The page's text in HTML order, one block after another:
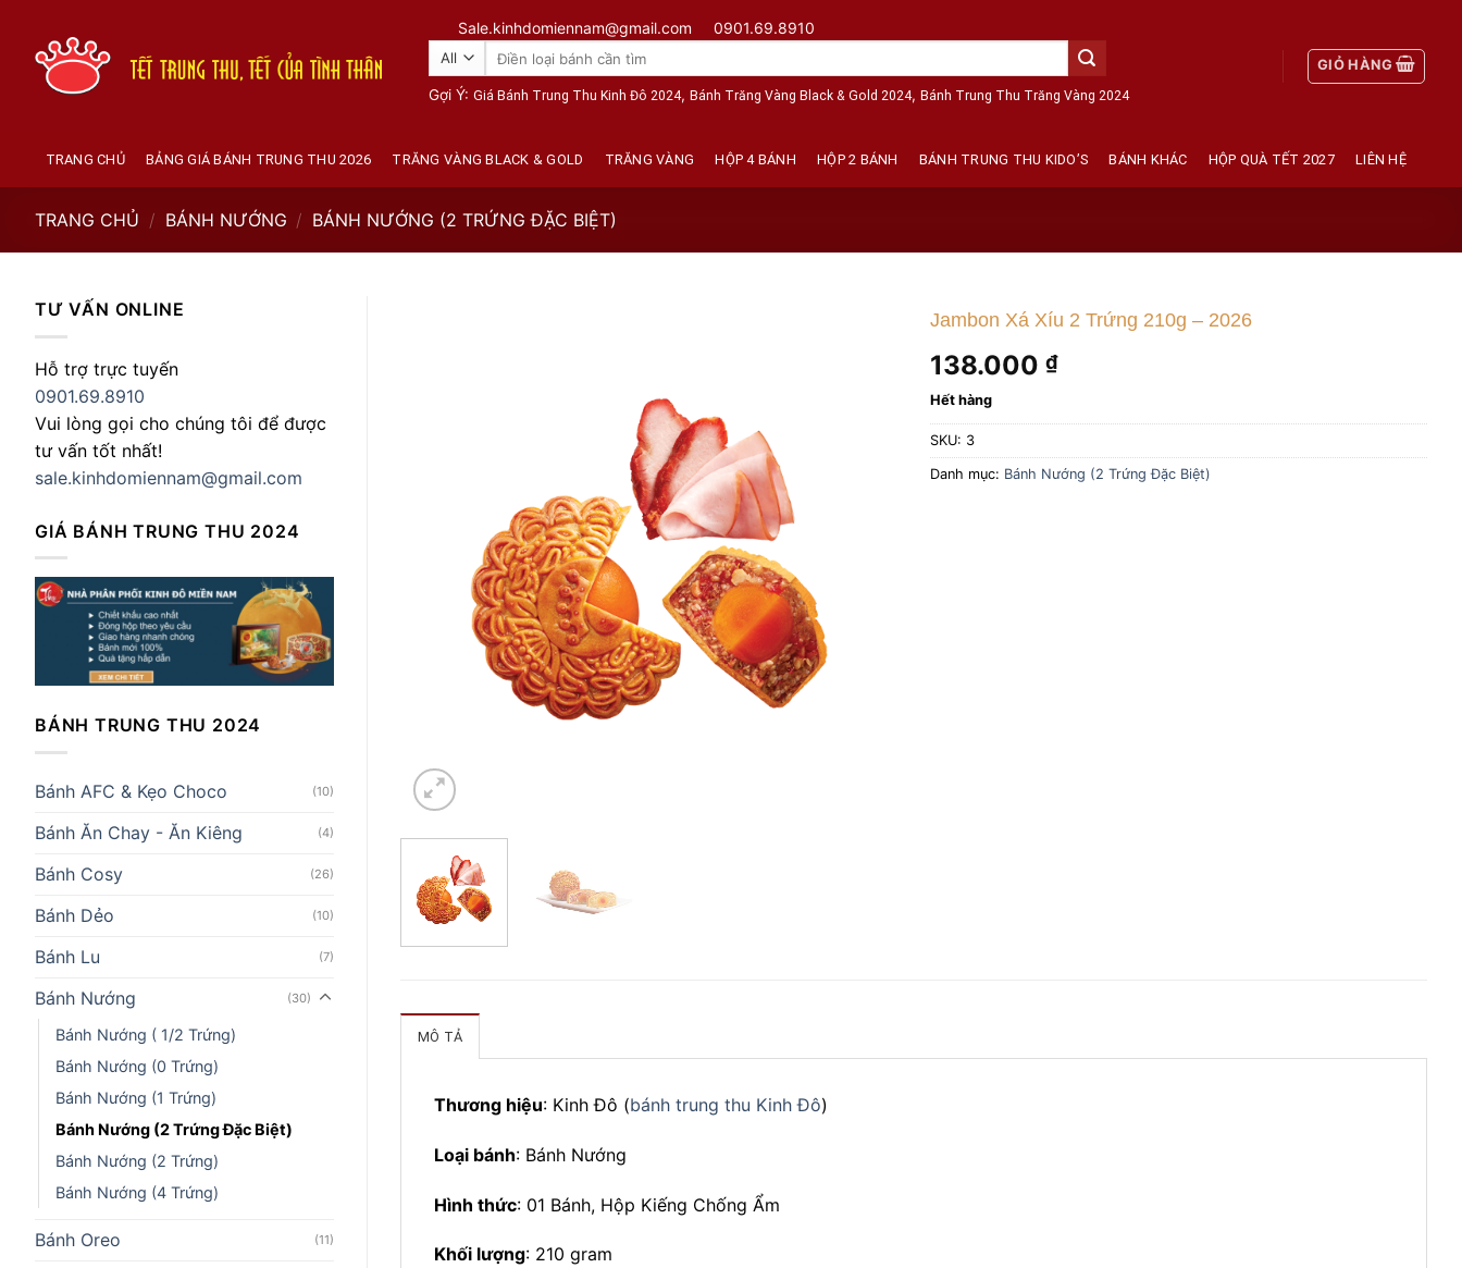
content
Sale.kinhdomiennam@gmail.com 0901.69.8910
Gợi Ý: Giá Bánh Trung Thu Kinh Đô 2024, Bánh Trăng Vàng Black & Gold 2024, Bánh Trung Thu Trăng Vàng 2024
GIỎ HÀNG
TRANG CHỦ BẢNG GIÁ BÁNH TRUNG THU 2026 TRĂNG VÀNG BLACK & GOLD TRĂNG VÀNG HỘP 4 BÁNH HỘP 2 BÁNH BÁNH TRUNG THU KIDO’S BÁNH KHÁC HỘP QUÀ TẾT 2027 LIÊN HỆ
TRANG CHỦ / BÁNH NƯỚNG / BÁNH NƯỚNG (2 TRỨNG ĐẶC BIỆT)
TƯ VẤN ONLINE
Hỗ trợ trực tuyến
0901.69.8910
Vui lòng gọi cho chúng tôi để được
tư vấn tốt nhất!
sale.kinhdomiennam@gmail.com
GIÁ BÁNH TRUNG THU 2024
BÁNH TRUNG THU 2024
Bánh AFC & Kẹo Choco (10)
Bánh Ăn Chay - Ăn Kiêng (4)
Bánh Cosy (26)
Bánh Dẻo (10)
Bánh Lu (7)
Bánh Nướng (30)
Bánh Nướng ( 1/2 Trứng)
Bánh Nướng (0 Trứng)
Bánh Nướng (1 Trứng)
Bánh Nướng (2 Trứng Đặc Biệt)
Bánh Nướng (2 Trứng)
Bánh Nướng (4 Trứng)
Bánh Oreo (11)
Jambon Xá Xíu 2 Trứng 210g – 2026
138.000 ₫
Hết hàng
SKU: 3
Danh mục: Bánh Nướng (2 Trứng Đặc Biệt)
MÔ TẢ
Thương hiệu: Kinh Đô (bánh trung thu Kinh Đô)
Loại bánh: Bánh Nướng
Hình thức: 01 Bánh, Hộp Kiếng Chống Ẩm
Khối lượng: 210 gram